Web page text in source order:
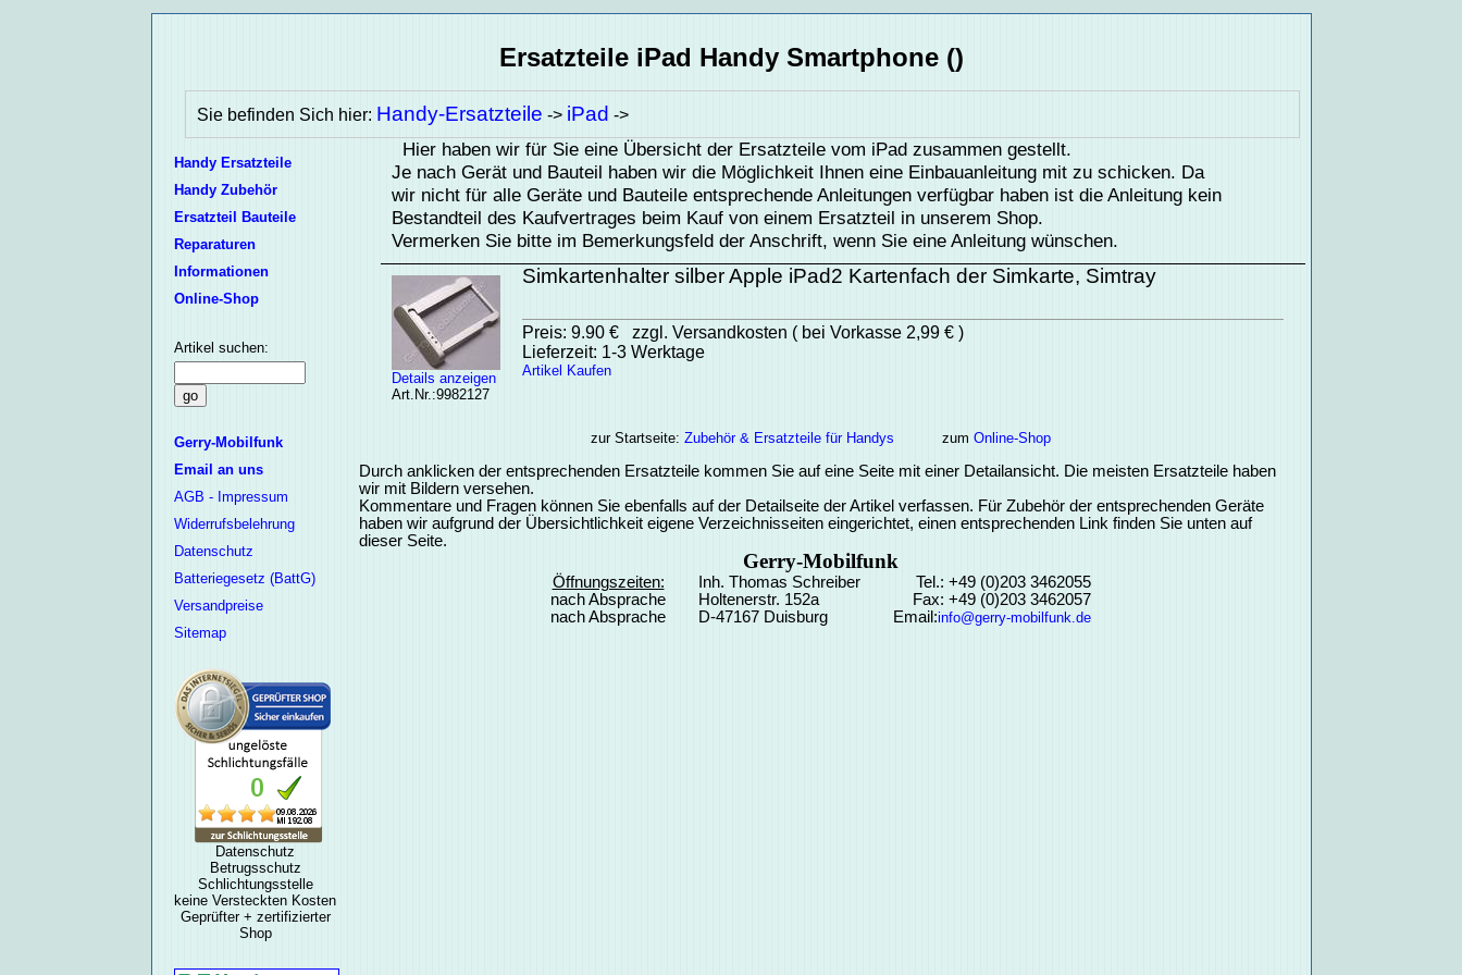
Ersatzteile iPad Handy Smartphone ()
Sie befinden Sich hier: Handy-Ersatzteile -> iPad ->
Handy Ersatzteile
Handy Zubehör
Ersatzteil Bauteile
Reparaturen
Informationen
Online-Shop
Artikel suchen:
Gerry-Mobilfunk
Email an uns
AGB - Impressum
Widerrufsbelehrung
Datenschutz
Batteriegesetz (BattG)
Versandpreise
Sitemap
Datenschutz
Betrugsschutz
Schlichtungsstelle
keine Versteckten Kosten
Geprüfter + zertifizierter
Shop
Hier haben wir für Sie eine Übersicht der Ersatzteile vom iPad zusammen gestellt.
Je nach Gerät und Bauteil haben wir die Möglichkeit Ihnen eine Einbauanleitung mit zu schicken. Da
wir nicht für alle Geräte und Bauteile entsprechende Anleitungen verfügbar haben ist die Anleitung kein
Bestandteil des Kaufvertrages beim Kauf von einem Ersatzteil in unserem Shop.
Vermerken Sie bitte im Bemerkungsfeld der Anschrift, wenn Sie eine Anleitung wünschen.
Details anzeigen
Art.Nr.:9982127
Simkartenhalter silber Apple iPad2 Kartenfach der Simkarte, Simtray
Preis: 9.90 € zzgl. Versandkosten ( bei Vorkasse 2,99 € )
Lieferzeit: 1-3 Werktage
Artikel Kaufen
zur Startseite: Zubehör & Ersatzteile für Handys zum Online-Shop
Durch anklicken der entsprechenden Ersatzteile kommen Sie auf eine Seite mit einer Detailansicht. Die meisten Ersatzteile haben
wir mit Bildern versehen.
Kommentare und Fragen können Sie ebenfalls auf der Detailseite der Artikel verfassen. Für Zubehör der entsprechenden Geräte
haben wir aufgrund der Übersichtlichkeit eigene Verzeichnisseiten eingerichtet, einen entsprechenden Link finden Sie unten auf
dieser Seite.
Gerry-Mobilfunk
Öffnungszeiten: Inh. Thomas Schreiber
Tel.: +49 (0)203 3462055
nach Absprache
Holtenerstr. 152a
Fax: +49 (0)203 3462057
nach Absprache
D-47167 Duisburg Email:info@gerry-mobilfunk.de